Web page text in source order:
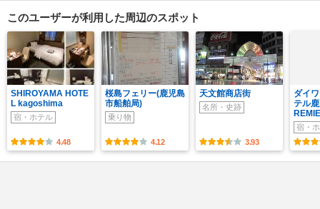
このユーザーが利用した周辺のスポット
SHIROYAMA HOTE
L kagoshima
宿・ホテル
4.48
桜島フェリー(鹿児島
市船舶局)
乗り物
4.12
天文館商店街
名所・史跡
3.93
ダイ
テル
宿・